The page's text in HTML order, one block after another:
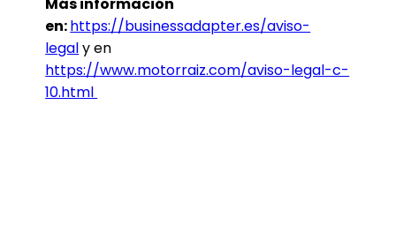
Más información
en:https://businessadapter.es/aviso-
legaly en
https://www.motorraiz.com/aviso-legal-c-
10.html